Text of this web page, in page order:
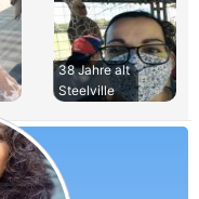
38 Jahre alt
Steelville